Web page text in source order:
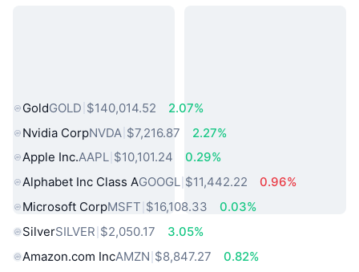
GoldGOLD $140,014.52
2.07%
Nvidia CorpNVDA $7,216.87
2.27%
Apple Inc.AAPL $10,101.24
0.29%
Alphabet Inc Class AGOOGL $11,442.22
0.96%
Microsoft CorpMSFT $16,108.33
0.03%
SilverSILVER $2,050.17
3.05%
Amazon.com IncAMZN $8,847.27
0.82%